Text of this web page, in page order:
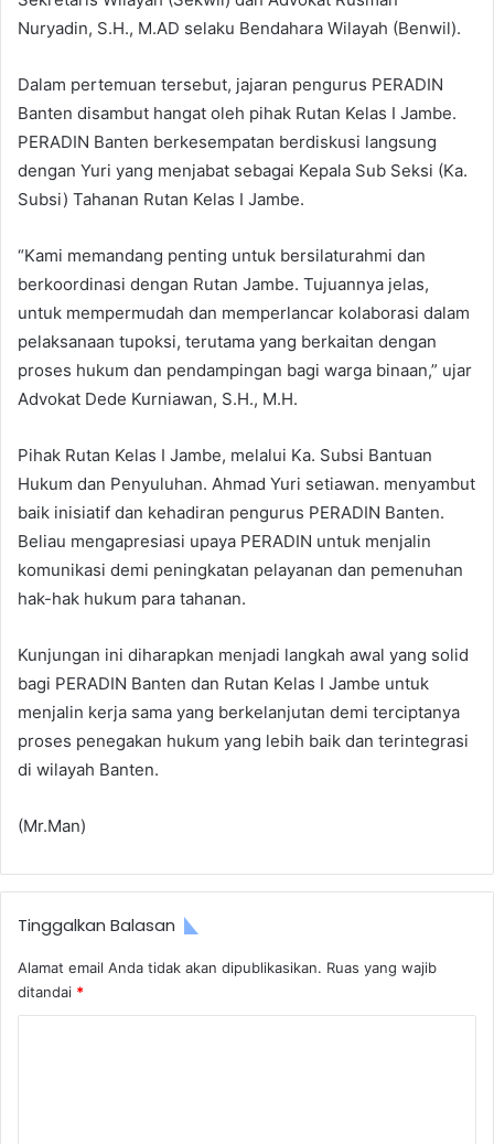
Nuryadin, S.H., M.AD selaku Bendahara Wilayah (Benwil).
Dalam pertemuan tersebut, jajaran pengurus PERADIN
Banten disambut hangat oleh pihak Rutan Kelas I Jambe.
PERADIN Banten berkesempatan berdiskusi langsung
dengan Yuri yang menjabat sebagai Kepala Sub Seksi (Ka.
Subsi) Tahanan Rutan Kelas I Jambe.
“Kami memandang penting untuk bersilaturahmi dan
berkoordinasi dengan Rutan Jambe. Tujuannya jelas,
untuk mempermudah dan memperlancar kolaborasi dalam
pelaksanaan tupoksi, terutama yang berkaitan dengan
proses hukum dan pendampingan bagi warga binaan,” ujar
Advokat Dede Kurniawan, S.H., M.H.
Pihak Rutan Kelas I Jambe, melalui Ka. Subsi Bantuan
Hukum dan Penyuluhan. Ahmad Yuri setiawan. menyambut
baik inisiatif dan kehadiran pengurus PERADIN Banten.
Beliau mengapresiasi upaya PERADIN untuk menjalin
komunikasi demi peningkatan pelayanan dan pemenuhan
hak-hak hukum para tahanan.
Kunjungan ini diharapkan menjadi langkah awal yang solid
bagi PERADIN Banten dan Rutan Kelas I Jambe untuk
menjalin kerja sama yang berkelanjutan demi terciptanya
proses penegakan hukum yang lebih baik dan terintegrasi
di wilayah Banten.
(Mr.Man)
Tinggalkan Balasan
Alamat email Anda tidak akan dipublikasikan. Ruas yang wajib
ditandai *